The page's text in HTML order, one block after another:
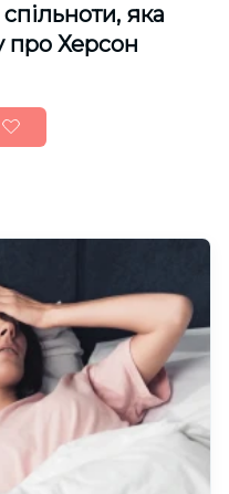
яка
про Херсон